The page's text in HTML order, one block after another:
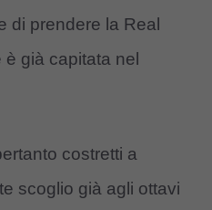
di prendere la Real
già capitata nel
costretti a
scoglio già agli ottavi